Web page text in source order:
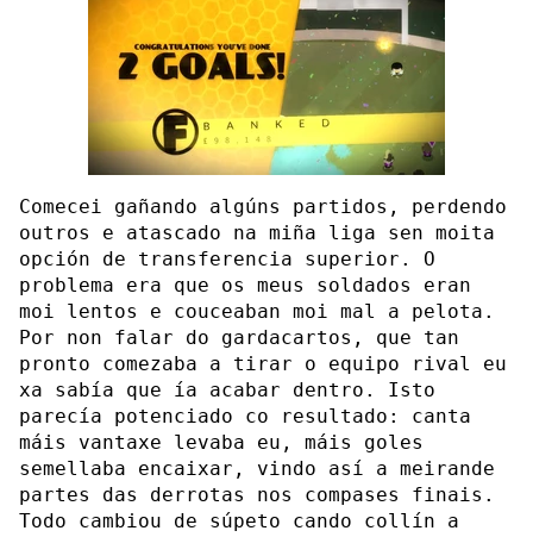
Comecei gañando algúns partidos, perdendo
outros e atascado na miña liga sen moita
opción de transferencia superior. O
problema era que os meus soldados eran
moi lentos e couceaban moi mal a pelota.
Por non falar do gardacartos, que tan
pronto comezaba a tirar o equipo rival eu
xa sabía que ía acabar dentro. Isto
parecía potenciado co resultado: canta
máis vantaxe levaba eu, máis goles
semellaba encaixar, vindo así a meirande
partes das derrotas nos compases finais.
Todo cambiou de súpeto cando collín a